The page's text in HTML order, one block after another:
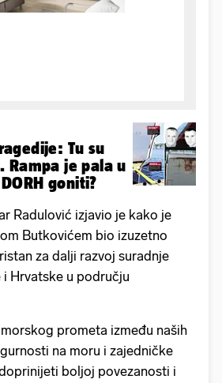
Tu su
Rampa je pala u
goniti?
Radulović izjavio je kako je
Butkovićem bio izuzetno
za dalji razvoj suradnje
i Hrvatske u području
prometa između naših
na moru i zajedničke
boljoj povezanosti i